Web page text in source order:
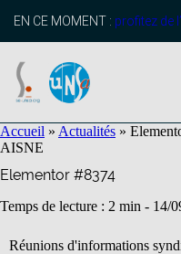
principal
EN CE MOMENT : profitez de
Accueil » Actualités »
AISNE
Elementor #8374
Temps de lecture : 2 min - 14/
Réunions d'informations